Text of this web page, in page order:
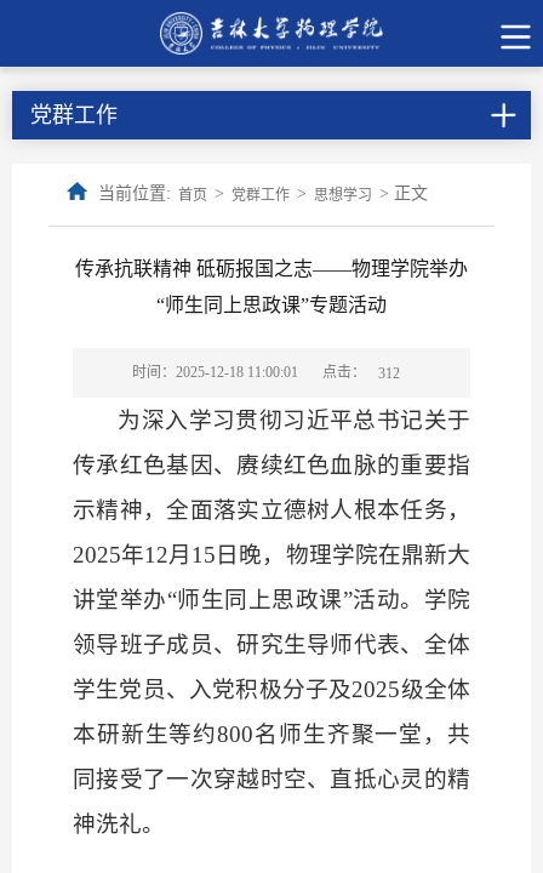
党群工作
当前位置: 首页 > 党群工作 > 思想学习 > 正文
传承抗联精神 砥砺报国之志——物理学院举办
“师生同上思政课”专题活动
时间：2025-12-18 11:00:01 点击： 312
为深入学习贯彻习近平总书记关于
传承红色基因、赓续红色血脉的重要指
示精神，全面落实立德树人根本任务，
2025年12月15日晚，物理学院在鼎新大
讲堂举办“师生同上思政课”活动。学院
领导班子成员、研究生导师代表、全体
学生党员、入党积极分子及2025级全体
本研新生等约800名师生齐聚一堂，共
同接受了一次穿越时空、直抵心灵的精
神洗礼。